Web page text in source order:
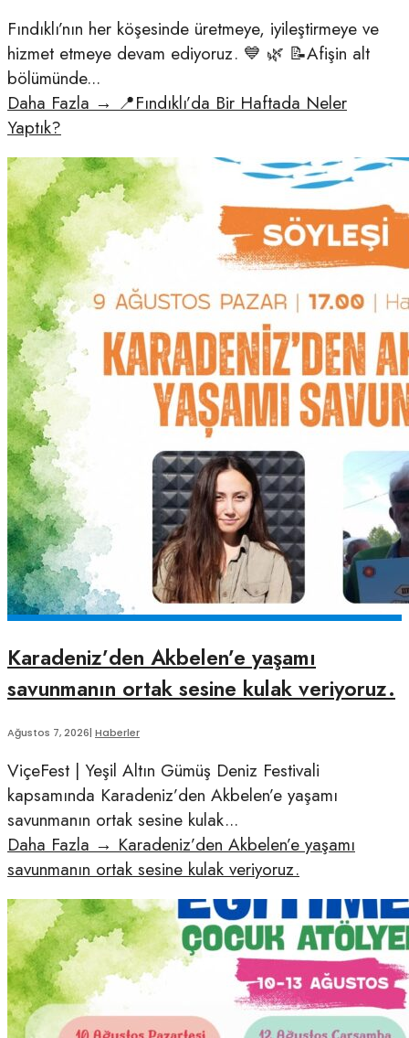
Fındıklı’nın her köşesinde üretmeye, iyileştirmeye ve
hizmet etmeye devam ediyoruz. 💙 🌿 📝Afişin alt
bölümünde...
Daha Fazla → 📍Fındıklı’da Bir Haftada Neler
Yaptık?
Karadeniz’den Akbelen’e yaşamı
savunmanın ortak sesine kulak veriyoruz.
Ağustos 7, 2026| Haberler
ViçeFest | Yeşil Altın Gümüş Deniz Festivali
kapsamında Karadeniz’den Akbelen’e yaşamı
savunmanın ortak sesine kulak...
Daha Fazla → Karadeniz’den Akbelen’e yaşamı
savunmanın ortak sesine kulak veriyoruz.